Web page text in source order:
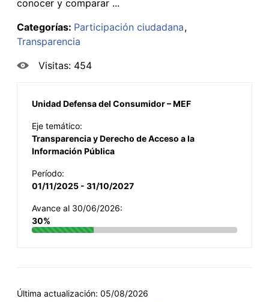
conocer y comparar ...
Categorías: Participación ciudadana
Transparencia
Visitas: 454
Unidad Defensa del Consumidor – MEF
Eje temático:
Transparencia y Derecho de Acceso a la
Información Pública
Período:
01/11/2025 - 31/10/2027
Avance al 30/06/2026:
30%
Última actualización: 05/08/2026